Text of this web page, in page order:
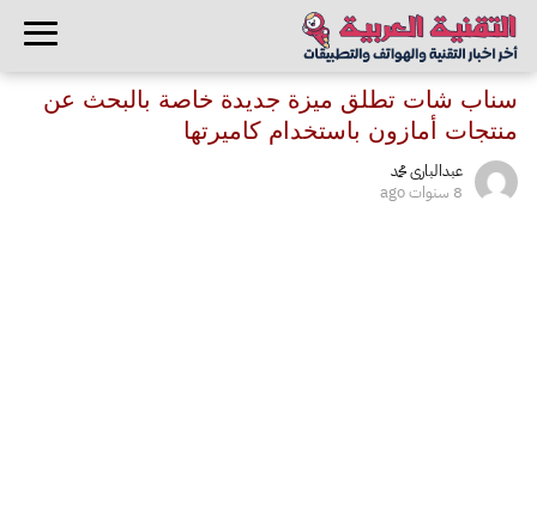
سناب شات تطلق ميزة جديدة خاصة بالبحث عن
منتجات أمازون باستخدام كاميرتها
عبدالبارى محمد
8 سنوات ago